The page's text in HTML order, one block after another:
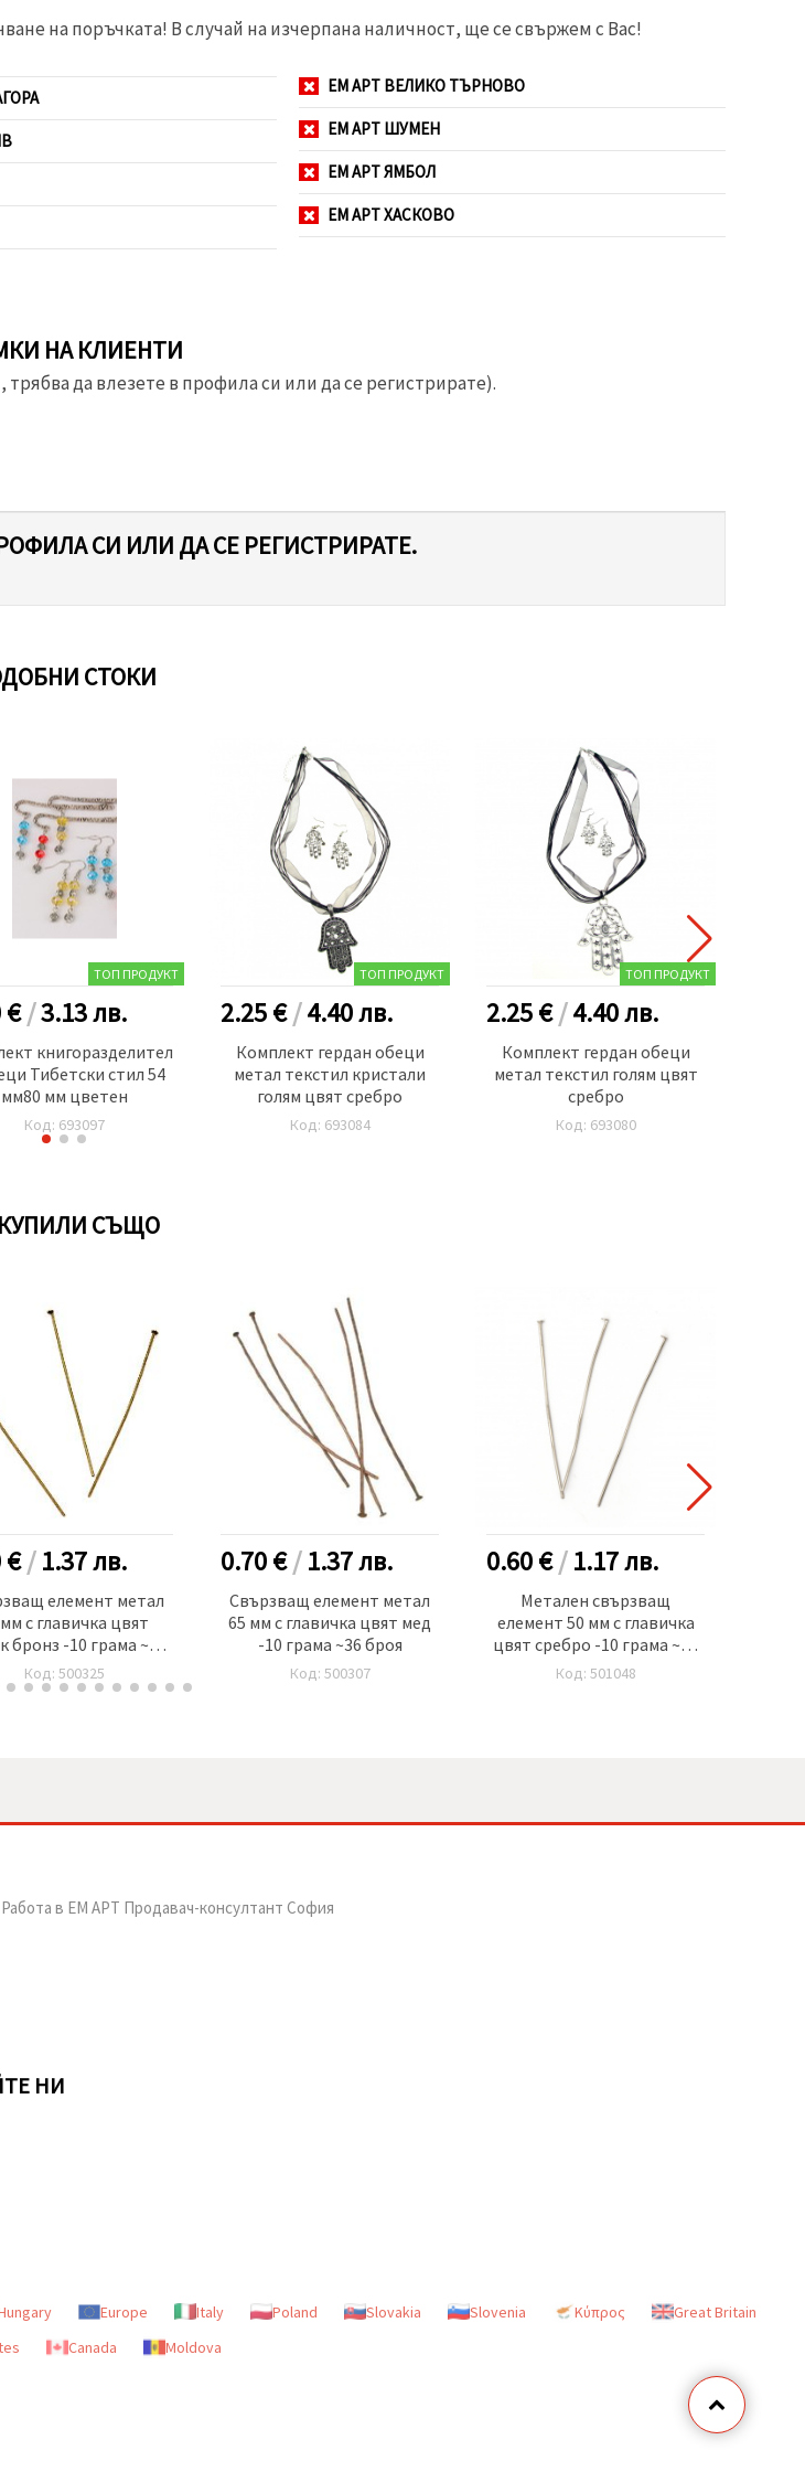
на поръчката! В случай на изчерпана наличност, ще се свържем с Вас!
ЕМ АРТ ВЕЛИКО ТЪРНОВО
ЕМ АРТ ШУМЕН
ЕМ АРТ ЯМБОЛ
ЕМ АРТ ХАСКОВО
НА КЛИЕНТИ
да влезете в профила си или да се регистрирате).
СИ ИЛИ ДА СЕ РЕГИСТРИРАТЕ.
СТОКИ
ТОП ПРОДУКТ
€/3.13лв.
книгоразделител
Тибетски стил 54
мм80 мм цветен
Код: 693097
ТОП ПРОДУКТ
2.25 €/4.40лв.
Комплект гердан обеци
метал текстил кристали
голям цвят сребро
Код: 693084
ТОП ПРОДУКТ
2.25 €/4.40лв.
Комплект гердан обеци
метал текстил голям цвят
сребро
Код: 693080
СЪЩО
€/1.37лв.
елемент метал
с главичка цвят
бронз -10 грама ~38
броя
Код: 500325
0.70 €/1.37лв.
Свързващ елемент метал
65 мм с главичка цвят мед
-10 грама ~36 броя
Код: 500307
0.60 €/1.17лв.
Метален свързващ
елемент 50 мм с главичка
цвят сребро -10 грама ~46
броя
Код: 501048
Работа в ЕМ АРТ Продавач-консултант София
НИ
Europe Italy Poland Slovakia Slovenia Κύπρος
Great Britain
Canada Moldova